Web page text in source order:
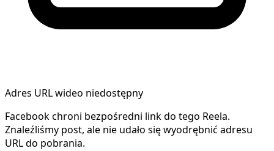
Adres URL wideo niedostępny
Facebook chroni bezpośredni link do tego Reela.
Znaleźliśmy post, ale nie udało się wyodrębnić adresu
URL do pobrania.